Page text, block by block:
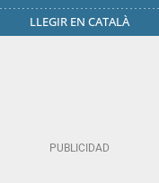
LLEGIR EN CATALÀ